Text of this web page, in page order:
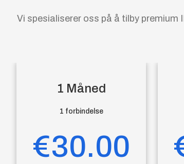
Vi spesialiserer oss på å tilby premium
1 Måned
1 forbindelse
€30.00